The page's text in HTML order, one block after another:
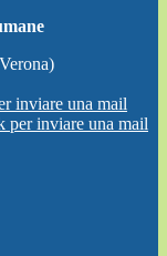
inviare una mail
per inviare una mail